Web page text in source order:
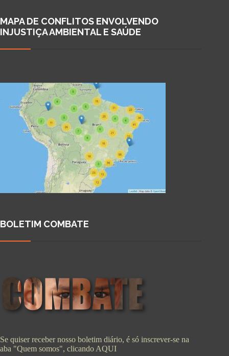
MAPA DE CONFLITOS ENVOLVENDO
INJUSTIÇA AMBIENTAL E SAÚDE
BOLETIM COMBATE
Se quiser receber nosso boletim diário, é só inscrever-se na
aba "Quem somos", clicando AQUI